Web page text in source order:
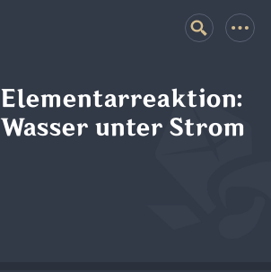
Elementarreaktion:
Wasser unter Strom